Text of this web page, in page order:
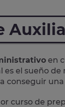
en
es el sueño de
conseguir una
curso de